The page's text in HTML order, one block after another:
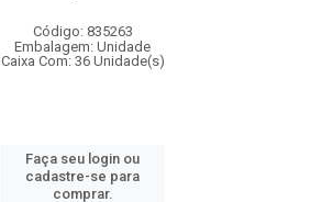
Código: 835263
Embalagem: Unidade
Caixa Com: 36 Unidade(s)
Faça seu login ou
cadastre-se para
comprar.